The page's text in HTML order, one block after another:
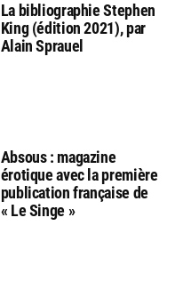
La bibliographie Stephen
King (édition 2021), par
Alain Sprauel
Absous : magazine
érotique avec la première
publication française de
« Le Singe »